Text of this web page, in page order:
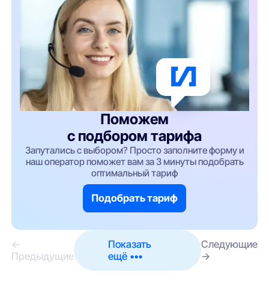
Поможем
с подбором тарифа
Запутались с выбором? Просто заполните форму и
наш оператор поможет вам за 3 минуты подобрать
оптимальный тариф
Подобрать тариф
←
Предыдущие
Показать
ещё •••
Следующие
→